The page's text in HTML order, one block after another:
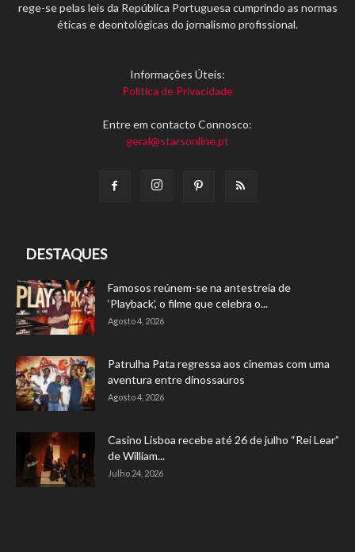
rege-se pelas leis da República Portuguesa cumprindo as normas
éticas e deontológicas do jornalismo profissional.
Informações Úteis:
Política de Privacidade
Entre em contacto Connosco:
geral@starsonline.pt
DESTAQUES
Famosos reúnem-se na antestreia de
‘Playback’, o filme que celebra o...
Agosto 4, 2026
Patrulha Pata regressa aos cinemas com uma
aventura entre dinossauros
Agosto 4, 2026
Casino Lisboa recebe até 26 de julho “Rei Lear”
de William...
Julho 24, 2026